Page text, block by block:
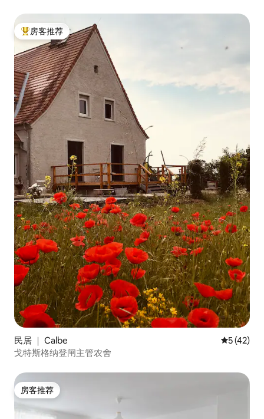
热门「房客推荐」
房客推荐
民居 ｜ Calbe 平均评分
5 (42)
戈特斯格纳登闸主管农舍
房客推荐
房客推荐